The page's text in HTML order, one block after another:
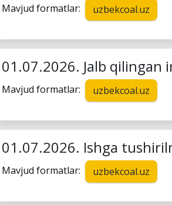
Mavjud formatlar: uzbekcoal.uz
01.07.2026. Jalb qilingan
Mavjud formatlar: uzbekcoal.uz
01.07.2026. Ishga
Mavjud formatlar: uzbekcoal.uz